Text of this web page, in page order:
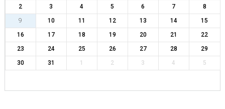
2
3 4 5 6 7
8
9
10 11 12 13 14
15
16
17 18 19 20 21
22
23
24 25 26 27 28
29
30
31 1 2 3 4 5